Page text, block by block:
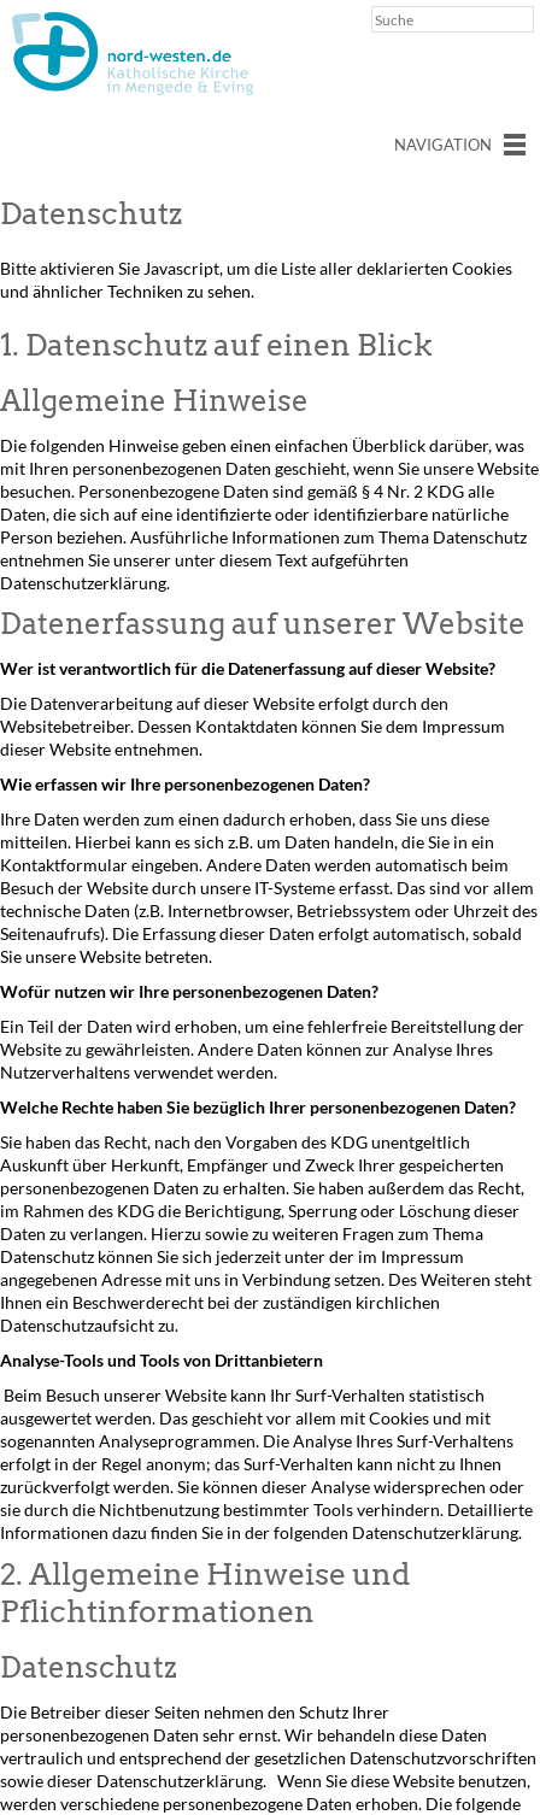
NAVIGATION
Datenschutz
Bitte aktivieren Sie Javascript, um die Liste aller deklarierten Cookies
und ähnlicher Techniken zu sehen.
1. Datenschutz auf einen Blick
Allgemeine Hinweise
Die folgenden Hinweise geben einen einfachen Überblick darüber, was
mit Ihren personenbezogenen Daten geschieht, wenn Sie unsere Website
besuchen. Personenbezogene Daten sind gemäß § 4 Nr. 2 KDG alle
Daten, die sich auf eine identifizierte oder identifizierbare natürliche
Person beziehen. Ausführliche Informationen zum Thema Datenschutz
entnehmen Sie unserer unter diesem Text aufgeführten
Datenschutzerklärung.
Datenerfassung auf unserer Website
Wer ist verantwortlich für die Datenerfassung auf dieser Website?
Die Datenverarbeitung auf dieser Website erfolgt durch den
Websitebetreiber. Dessen Kontaktdaten können Sie dem Impressum
dieser Website entnehmen.
Wie erfassen wir Ihre personenbezogenen Daten?
Ihre Daten werden zum einen dadurch erhoben, dass Sie uns diese
mitteilen. Hierbei kann es sich z.B. um Daten handeln, die Sie in ein
Kontaktformular eingeben. Andere Daten werden automatisch beim
Besuch der Website durch unsere IT-Systeme erfasst. Das sind vor allem
technische Daten (z.B. Internetbrowser, Betriebssystem oder Uhrzeit des
Seitenaufrufs). Die Erfassung dieser Daten erfolgt automatisch, sobald
Sie unsere Website betreten.
Wofür nutzen wir Ihre personenbezogenen Daten?
Ein Teil der Daten wird erhoben, um eine fehlerfreie Bereitstellung der
Website zu gewährleisten. Andere Daten können zur Analyse Ihres
Nutzerverhaltens verwendet werden.
Welche Rechte haben Sie bezüglich Ihrer personenbezogenen Daten?
Sie haben das Recht, nach den Vorgaben des KDG unentgeltlich
Auskunft über Herkunft, Empfänger und Zweck Ihrer gespeicherten
personenbezogenen Daten zu erhalten. Sie haben außerdem das Recht,
im Rahmen des KDG die Berichtigung, Sperrung oder Löschung dieser
Daten zu verlangen. Hierzu sowie zu weiteren Fragen zum Thema
Datenschutz können Sie sich jederzeit unter der im Impressum
angegebenen Adresse mit uns in Verbindung setzen. Des Weiteren steht
Ihnen ein Beschwerderecht bei der zuständigen kirchlichen
Datenschutzaufsicht zu.
Analyse-Tools und Tools von Drittanbietern
Beim Besuch unserer Website kann Ihr Surf-Verhalten statistisch
ausgewertet werden. Das geschieht vor allem mit Cookies und mit
sogenannten Analyseprogrammen. Die Analyse Ihres Surf-Verhaltens
erfolgt in der Regel anonym; das Surf-Verhalten kann nicht zu Ihnen
zurückverfolgt werden. Sie können dieser Analyse widersprechen oder
sie durch die Nichtbenutzung bestimmter Tools verhindern. Detaillierte
Informationen dazu finden Sie in der folgenden Datenschutzerklärung.
2. Allgemeine Hinweise und
Pflichtinformationen
Datenschutz
Die Betreiber dieser Seiten nehmen den Schutz Ihrer
personenbezogenen Daten sehr ernst. Wir behandeln diese Daten
vertraulich und entsprechend der gesetzlichen Datenschutzvorschriften
sowie dieser Datenschutzerklärung. Wenn Sie diese Website benutzen,
werden verschiedene personenbezogene Daten erhoben. Die folgende